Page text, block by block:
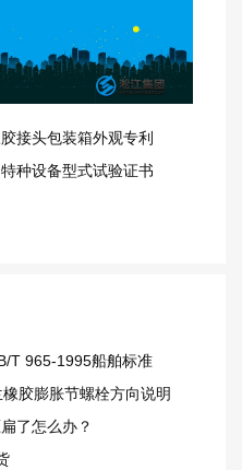
接头包装箱外观专利
种设备型式试验证书
T 965-1995船舶标准
胶膨胀节螺栓方向说明
了怎么办？